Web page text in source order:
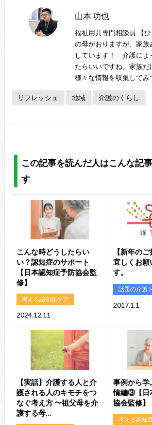
山本 功也
福祉用具専門相談員 【
の母がおりますが、家族
しています！ 介護によ
たらいいですね。家族だ
様々な情報を収集してみ
リフレッシュ 地域 介護のくらし
この記事を読んだ人はこんな記
す
こんな時どうしたらい
い？認知症のサポート
【日本認知症予防協会監
修】
考える認知症ケア
2024.12.11
【新年の
宜しくお願
す。
話題の介護
2017.1.1
【実話】介護する人と介
護される人のキモチをつ
なぐ考え方 〜祖父母を介
護する母…
事例から
情編③【日
協会監修】
考える認知